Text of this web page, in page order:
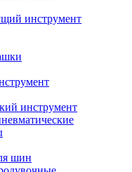
инструмент
инструмент
шин